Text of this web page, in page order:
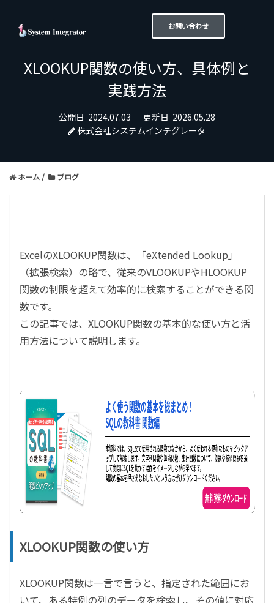
お問い合わせ
XLOOKUP関数の使い方、具体例と
実践方法
公開日 2024.07.03 更新日 2026.05.28
株式会社システムインテグレータ
ホーム ブログ
ExcelのXLOOKUP関数は、「eXtended Lookup 」
（拡張検索）の略で、従来のVLOOKUPやHLOOKUP
関数の制限を超えて効率的に検索することができる関
数です。
この記事では、 XLOOKUP関数の基本的な使い方と活
用方法について説明します。
XLOOKUP関数の使い方
XLOOKUP関数は一言で言うと、指定された範囲にお
いて、ある特例の列のデータを検索し、その値に対応